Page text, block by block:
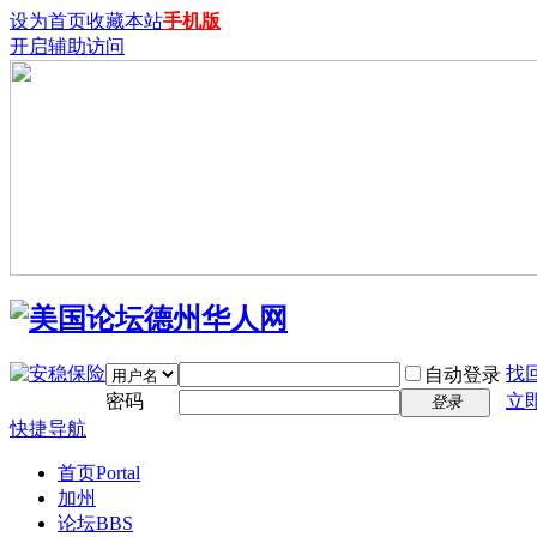
设为首页收藏本站手机版
开启辅助访问
自动登录 找
密码
登录
立
快捷导航
首页Portal
加州
论坛BBS